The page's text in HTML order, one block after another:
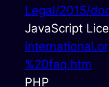
Legal/2015/
JavaScript
%20faq.htm
PHP